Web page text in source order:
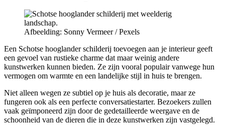
Afbeelding: Sonny Vermeer / Pexels
Een Schotse hooglander schilderij toevoegen aan je interieur geeft
een gevoel van rustieke charme dat maar weinig andere
kunstwerken kunnen bieden. Ze zijn vooral populair vanwege hun
vermogen om warmte en een landelijke stijl in huis te brengen.
Niet alleen wegen ze subtiel op je huis als decoratie, maar ze
fungeren ook als een perfecte conversatiestarter. Bezoekers zullen
vaak geïmponeerd zijn door de gedetailleerde weergave en de
schoonheid van de dieren die in deze kunstwerken zijn vastgelegd.